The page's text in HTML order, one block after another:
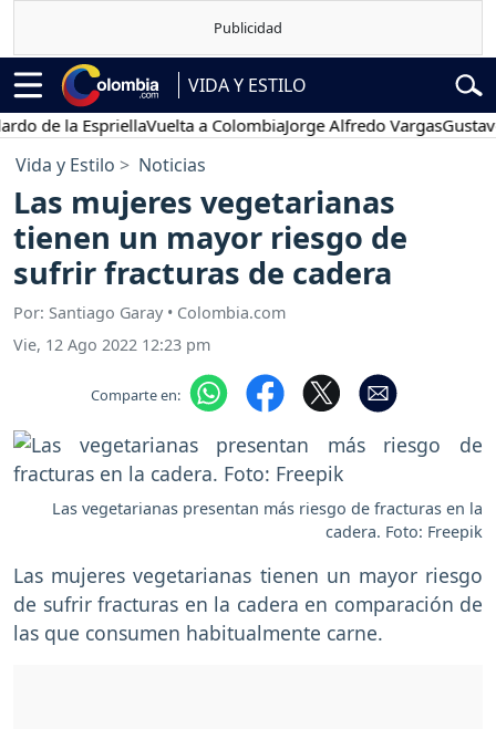
VIDA Y ESTILO
la EspriellaVuelta a ColombiaJorge Alfredo VargasGustavo
Vida y Estilo Noticias
Las mujeres vegetarianas
tienen un mayor riesgo de
sufrir fracturas de cadera
Por: Santiago Garay • Colombia.com
Vie, 12 Ago 2022 12:23 pm
Comparte en:
Las vegetarianas presentan más riesgo de fracturas en la
cadera. Foto: Freepik
Las mujeres vegetarianas tienen un mayor riesgo
de sufrir fracturas en la cadera en comparación de
las que consumen habitualmente carne.